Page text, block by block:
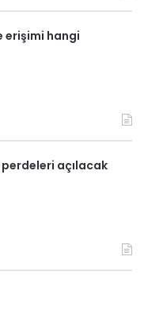
erişimi hangi
perdeleri açılacak